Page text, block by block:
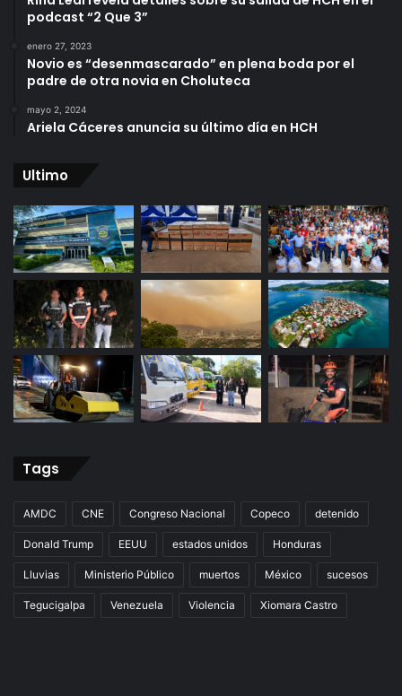
podcast “2 Que 3”
enero 27, 2023
Novio es “desenmascarado” en plena boda por el
padre de otra novia en Choluteca
mayo 2, 2024
Ariela Cáceres anuncia su último día en HCH
Ultimo
Tags
AMDC CNE Congreso Nacional Copeco detenido
Donald Trump EEUU estados unidos Honduras
Lluvias Ministerio Público muertos México sucesos
Tegucigalpa Venezuela Violencia Xiomara Castro